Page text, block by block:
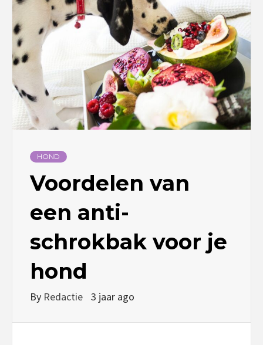
HOND
Voordelen van
een anti-
schrokbak voor je
hond
By Redactie 3 jaar ago